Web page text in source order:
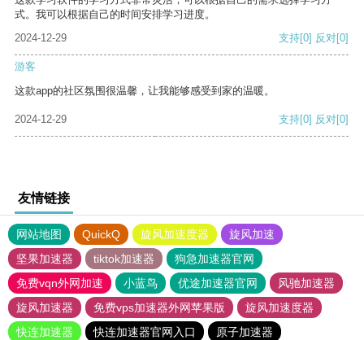
式。我可以根据自己的时间安排学习进度。
2024-12-29
支持[0] 反对[0]
游客
这款app的社区氛围很温馨，让我能够感受到家的温暖。
2024-12-29 支持[0] 反对[0]
友情链接
网站地图 QuickQ 旋风加速度器
旋风加速
坚果加速器
tiktok加速器
狗急加速器官网
免费vqn外网加速
小蓝鸟 优途加速器官网
风驰加速器
旋风加速器
免费vps加速器外网苹果版
旋风加速度器
快连加速器
快连加速器官网入口
原子加速器